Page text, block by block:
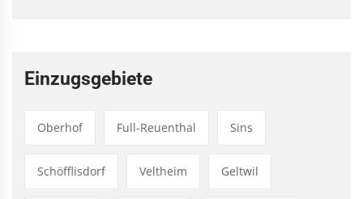
Einzugsgebiete
Oberhof Full-Reuenthal Sins
Schöfflisdorf Veltheim Geltwil